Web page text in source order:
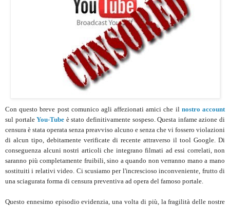
Con questo breve post comunico agli affezionati amici che il nostro account
sul portaleYou-Tube è stato definitivamente sospeso. Questa infame azione di
censura è stata operata senza preavviso alcuno e senza che vi fossero violazioni
di alcun tipo, debitamente verificate di recente attraverso il tool Google. Di
conseguenza alcuni nostri articoli che integrano filmati ad essi correlati, non
saranno più completamente fruibili, sino a quando non verranno mano a mano
sostituiti i relativi video. Ci scusiamo per l'increscioso inconveniente, frutto di
una sciagurata forma di censura preventiva ad opera del famoso portale.
Questo ennesimo episodio evidenzia, una volta di più, la fragilità delle nostre